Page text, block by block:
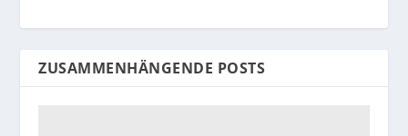
ZUSAMMENHÄNGENDE POSTS